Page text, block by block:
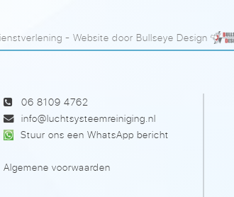
- Website door Bullseye Design
06 8109 4762
info@luchtsysteemreiniging.nl
Stuur ons een WhatsApp bericht
Algemene voorwaarden